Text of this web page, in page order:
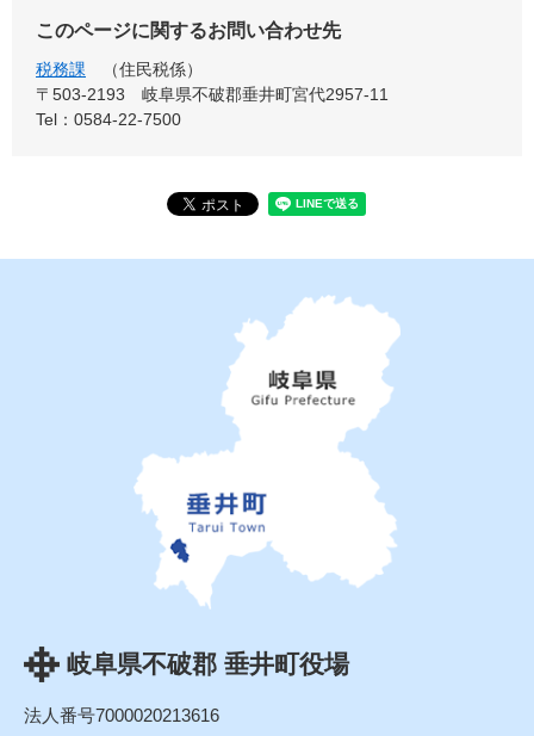
このページに関するお問い合わせ先
税務課
住民税係
〒503-2193
岐阜県不破郡垂井町宮代2957-11
Tel：0584-22-7500
岐阜県不破郡 垂井町役場
法人番号7000020213616